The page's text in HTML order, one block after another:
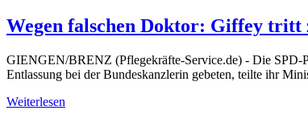
Wegen falschen Doktor: Giffey tritt
GIENGEN/BRENZ (Pflegekräfte-Service.de) - Die SPD-
Entlassung bei der Bundeskanzlerin gebeten, teilte ihr
Weiterlesen